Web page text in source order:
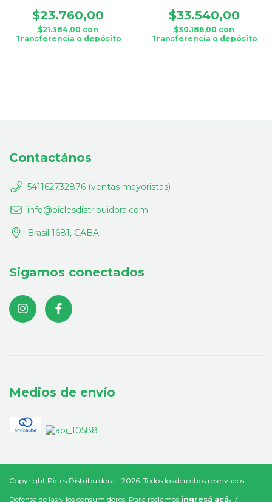
$23.760,00
$21.384,00 con
Transferencia o depósito
$33.540,00
$30.186,00 con
Transferencia o depósito
Contactános
541162732876 (ventas mayoristas)
info@piclesdistribuidora.com
Brasil 1681, CABA
Sigamos conectados
Medios de envío
Copyright Picles Distribuidora - 2026. Todos los derechos reservados.
Defensa de las y los consumidores. Para reclamos ingresá acá. /